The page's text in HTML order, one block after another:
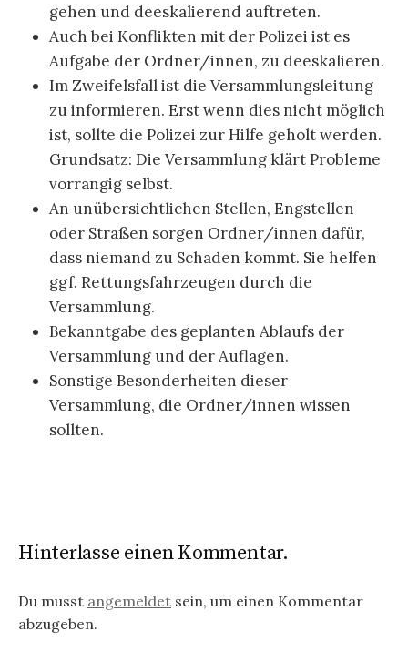
gehen und deeskalierend auftreten.
Auch bei Konflikten mit der Polizei ist es
Aufgabe der Ordner/innen, zu deeskalieren.
Im Zweifelsfall ist die Versammlungsleitung
zu informieren. Erst wenn dies nicht möglich
ist, sollte die Polizei zur Hilfe geholt werden.
Grundsatz: Die Versammlung klärt Probleme
vorrangig selbst.
An unübersichtlichen Stellen, Engstellen
oder Straßen sorgen Ordner/innen dafür,
dass niemand zu Schaden kommt. Sie helfen
ggf. Rettungsfahrzeugen durch die
Versammlung.
Bekanntgabe des geplanten Ablaufs der
Versammlung und der Auflagen.
Sonstige Besonderheiten dieser
Versammlung, die Ordner/innen wissen
sollten.
Hinterlasse einen Kommentar.
Du musst angemeldet sein, um einen Kommentar
abzugeben.